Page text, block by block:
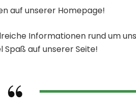
auf unserer Homepage!
Informationen rund um
Spaß auf unserer Seite!